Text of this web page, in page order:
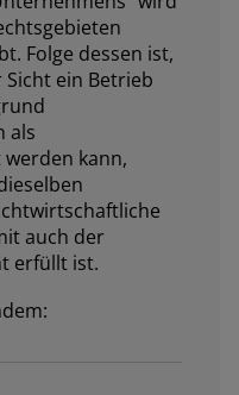
Folge dessen ist,
ein Betrieb
als
kann,
auch der
erfüllt ist.